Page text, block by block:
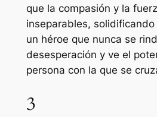
que la compasión y la
inseparables,
un héroe que nunca se
desesperación y ve el
persona con la que se
3